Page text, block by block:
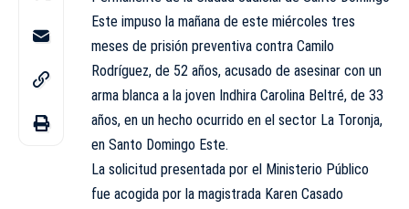
Este impuso la mañana de este miércoles tres
meses de prisión preventiva contra Camilo
Rodríguez, de 52 años, acusado de asesinar con un
arma blanca a la joven Indhira Carolina Beltré, de 33
años, en un hecho ocurrido en el sector La Toronja,
en Santo Domingo Este.
La solicitud presentada por el Ministerio Público
fue acogida por la magistrada Karen Casado